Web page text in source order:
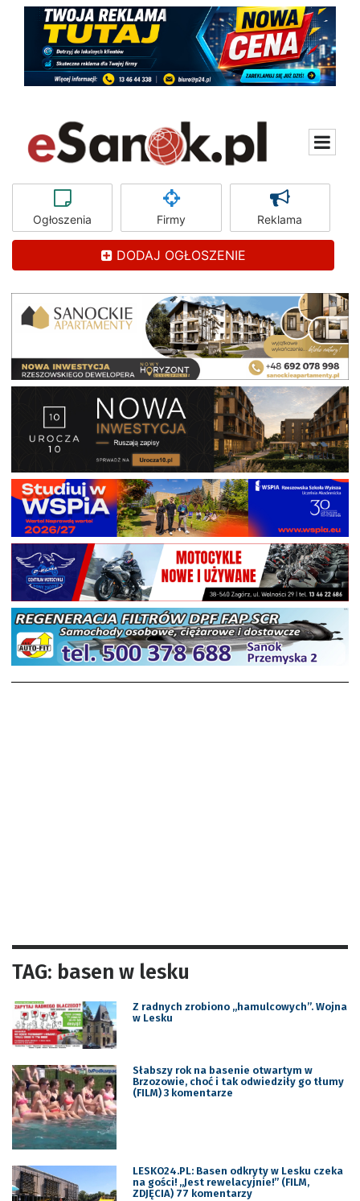
Ogłoszenia Firmy Reklama
DODAJ OGŁOSZENIE
TAG: basen w lesku
Z radnych zrobiono „hamulcowych”. Wojna
w Lesku
Słabszy rok na basenie otwartym w
Brzozowie, choć i tak odwiedziły go tłumy
(FILM) 3 komentarze
LESKO24.PL: Basen odkryty w Lesku czeka
na gości! „Jest rewelacyjnie!” (FILM,
ZDJĘCIA) 77 komentarzy